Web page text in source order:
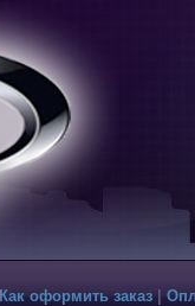
Как оформить заказ